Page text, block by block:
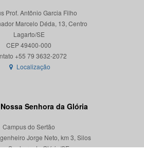
Prof. Antônio Garcia Filho
Marcelo Déda, 13, Centro
Lagarto/SE
CEP 49400-000
Localização
Senhora da Glória
Campus do Sertão
Jorge Neto, km 3, Silos
Senhora da Glória/SE